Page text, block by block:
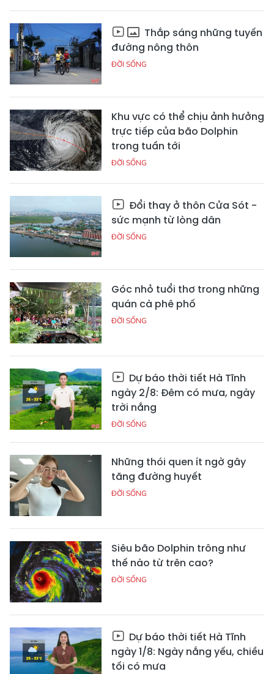
Thắp sáng những tuyến
đường nông thôn
ĐỜI SỐNG
Khu vực có thể chịu ảnh hưởng
trực tiếp của bão Dolphin
trong tuần tới
ĐỜI SỐNG
Đổi thay ở thôn Cửa Sót -
sức mạnh từ lòng dân
ĐỜI SỐNG
Góc nhỏ tuổi thơ trong những
quán cà phê phố
ĐỜI SỐNG
Dự báo thời tiết Hà Tĩnh
ngày 2/8: Đêm có mưa, ngày
trời nắng
ĐỜI SỐNG
Những thói quen ít ngờ gây
tăng đường huyết
ĐỜI SỐNG
Siêu bão Dolphin trông như
thế nào từ trên cao?
ĐỜI SỐNG
Dự báo thời tiết Hà Tĩnh
ngày 1/8: Ngày nắng yếu, chiều
tối có mưa